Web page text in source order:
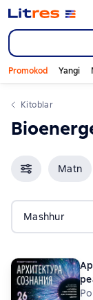
Promokod Yangi
Kitoblar
Matn
Mashhur